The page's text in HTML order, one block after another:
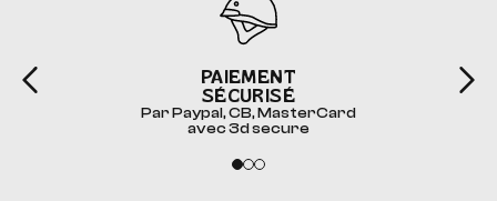
PAIEMENT
SÉCURISÉ
Par Paypal, CB, MasterCard
avec 3d secure